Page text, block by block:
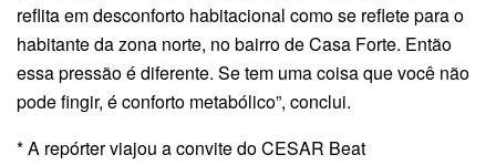
reflita em desconforto habitacional como se reflete para o
habitante da zona norte, no bairro de Casa Forte. Então
essa pressão é diferente. Se tem uma coisa que você não
pode fingir, é conforto metabólico”, conclui.
* A repórter viajou a convite do CESAR Beat